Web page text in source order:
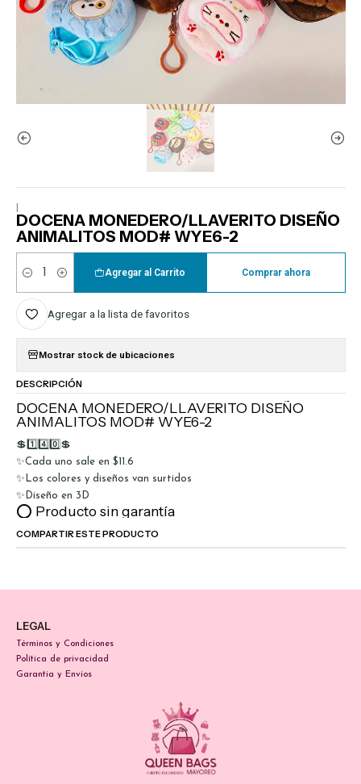
DOCENA MONEDERO/LLAVERITO DISEÑO
ANIMALITOS MOD# WYE6-2
Cantidad
Agregar al Carrito Comprar ahora
Agregar a la lista de favoritos
Mostrar stock de ubicaciones
DESCRIPCIÓN
DOCENA MONEDERO/LLAVERITO DISEÑO
ANIMALITOS MOD# WYE6-2
💲1️⃣4️⃣0️⃣💲
✨Cada uno sale en $11.6
✨Los colores y diseños van surtidos
✨Diseño en 3D
⭕ Producto sin garantía
COMPARTIR ESTE PRODUCTO
LEGAL
Términos y Condiciones
Política de privacidad
Garantia y Envios